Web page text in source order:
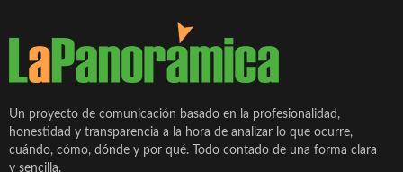
Un proyecto de comunicación basado en la profesionalidad,
honestidad y transparencia a la hora de analizar lo que ocurre,
cuándo, cómo, dónde y por qué. Todo contado de una forma clara
y sencilla.